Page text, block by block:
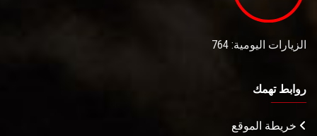
الزيارات اليومية: 764
روابط تهمك
خريطة الموقع